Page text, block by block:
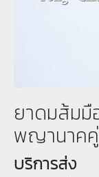
ยาดมส้มมื
พญานาคคู่
บริการส่ง